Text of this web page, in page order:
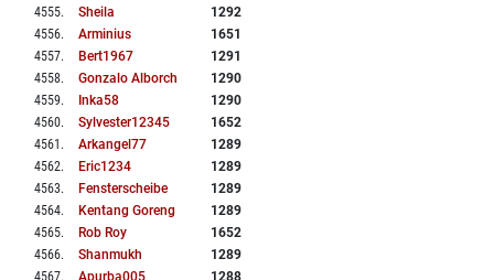
4555. Sheila
1292
4556. Arminius
1651
4557. Bert1967
1291
4558. Gonzalo Alborch
1290
4559. Inka58
1290
4560. Sylvester12345
1652
4561 . Arkangel77
1289
4562. Eric1234
1289
4563. Fensterscheibe
1289
4564. Kentang Goreng
1289
4565. Rob Roy
1652
4566. Shanmukh
1289